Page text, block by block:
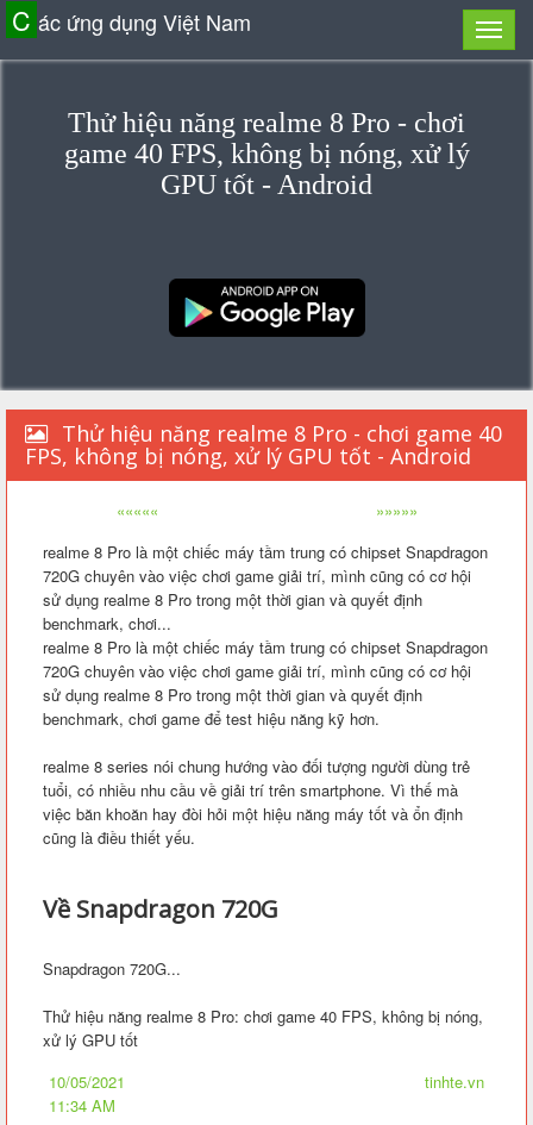
C ác ứng dụng Việt Nam
Thử hiệu năng realme 8 Pro - chơi
game 40 FPS, không bị nóng, xử lý
GPU tốt - Android
Thử hiệu năng realme 8 Pro - chơi game 40
FPS, không bị nóng, xử lý GPU tốt - Android
«««««
»»»»»
realme 8 Pro là một chiếc máy tầm trung có chipset Snapdragon
720G chuyên vào việc chơi game giải trí, mình cũng có cơ hội
sử dụng realme 8 Pro trong một thời gian và quyết định
benchmark, chơi...
realme 8 Pro là một chiếc máy tầm trung có chipset Snapdragon
720G chuyên vào việc chơi game giải trí, mình cũng có cơ hội
sử dụng realme 8 Pro trong một thời gian và quyết định
benchmark, chơi game để test hiệu năng kỹ hơn.
realme 8 series nói chung hướng vào đối tượng người dùng trẻ
tuổi, có nhiều nhu cầu về giải trí trên smartphone. Vì thế mà
việc băn khoăn hay đòi hỏi một hiệu năng máy tốt và ổn định
cũng là điều thiết yếu.
Về Snapdragon 720G
Snapdragon 720G...
Thử hiệu năng realme 8 Pro: chơi game 40 FPS, không bị nóng,
xử lý GPU tốt
10/05/2021
11:34 AM
tinhte.vn